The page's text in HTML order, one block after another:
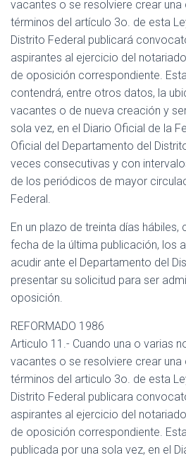
vacantes o se resolviere crear una
términos del artículo 3o. de esta
Distrito Federal publicará
aspirantes al ejercicio del
de oposición correspondiente.
contendrá, entre otros datos, la
vacantes o de nueva creación y
sola vez, en el Diario Oficial de la
Oficial del Departamento del
veces consecutivas y con
de los periódicos de mayor
Federal.
En un plazo de treinta días
fecha de la última publicación, los
acudir ante el Departamento del
presentar su solicitud para ser
oposición.
REFORMADO 1986
Articulo 11.- Cuando una o varias
vacantes o se resolviere crear una
términos del articulo 3o. de esta
Distrito Federal publicara
aspirantes al ejercicio del
de oposición correspondiente.
publicada por una sola vez, en el